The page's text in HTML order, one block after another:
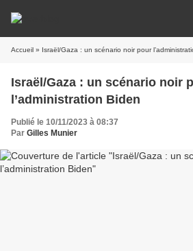
Accueil » Israël/Gaza : un scénario noir pour
Israël/Gaza : un scénario noir
l’administration Biden
Publié le 10/11/2023 à 08:37
Par Gilles Munier